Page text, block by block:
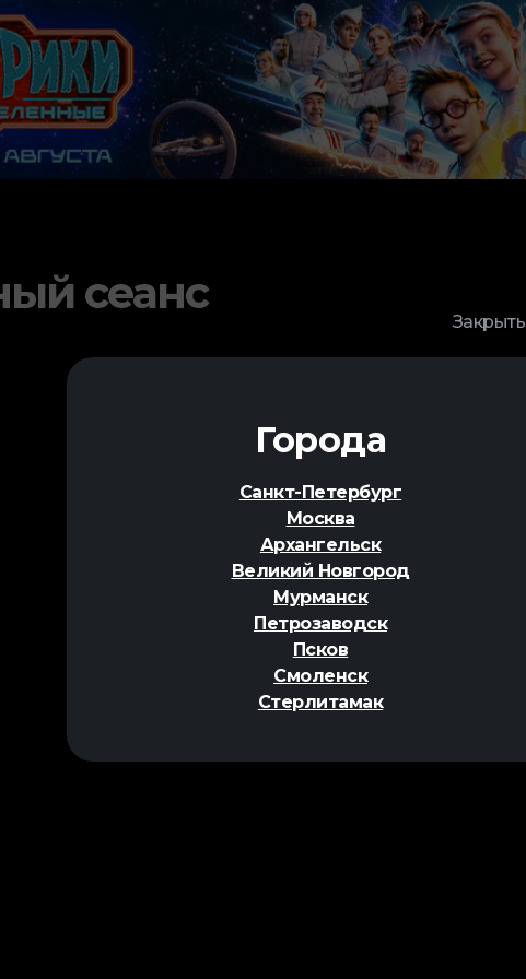
Закрыть
Города
Санкт-Петербург
Москва
Архангельск
Великий Новгород
Мурманск
Петрозаводск
Псков
Смоленск
Стерлитамак
сеанс